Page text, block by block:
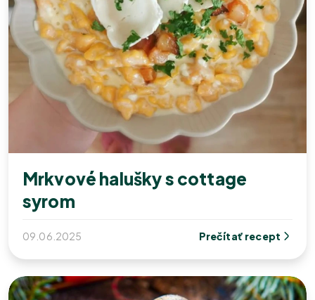
Mrkvové halušky s cottage
syrom
09.06.2025 Prečítať recept